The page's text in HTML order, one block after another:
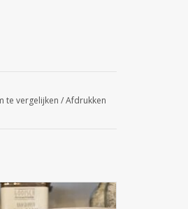
te vergelijken /Afdrukken
Vijg Dadel
kaasdipper